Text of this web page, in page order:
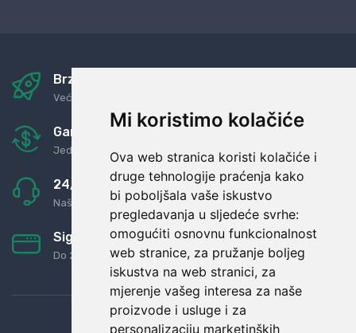
Mi koristimo kolačiće
Ova web stranica koristi kolačiće i
druge tehnologije praćenja kako
bi poboljšala vaše iskustvo
pregledavanja u sljedeće svrhe:
omogućiti osnovnu funkcionalnost
web stranice, za pružanje boljeg
iskustva na web stranici, za
mjerenje vašeg interesa za naše
proizvode i usluge i za
personalizaciju marketinških
Brza i sigurna dostava
Već za nekoliko dana kod vas
Garancija u povrat novaca
Jednostavno pravilo: Roba za novac
24/7 odlična podrška
Naši agenti uvijek na raspolaganju
Sigurno obročno plaćanje
Do 24 rata bez kamata